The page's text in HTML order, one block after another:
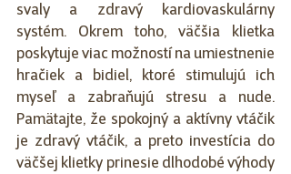
svaly a zdravý kardiovaskulárny
systém. Okrem toho, väčšia klietka
poskytuje viac možností na umiestnenie
hračiek a bidiel, ktoré stimulujú ich
myseľ a zabraňujú stresu a nude.
Pamätajte, že spokojný a aktívny vtáčik
je zdravý vtáčik, a preto investícia do
väčšej klietky prinesie dlhodobé výhody